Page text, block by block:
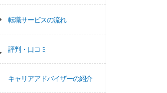
転職サービスの流れ
評判・口コミ
キャリアアドバイザーの紹介